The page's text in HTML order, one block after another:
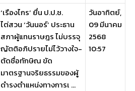
‘เรืองไกร’ ยื่น ป.ป.ช.
ไต่สวน ‘วันนอร์’ ประธาน
สภาผู้แทนราษฎร ไม่บรรจุ
ญัตติอภิปรายไม่ไว้วางใจ-
ตัดชื่อทักษิณ ขัด
มาตรฐานจริยธรรมของผู้
ดำรงตำแหน่งทางการเ ...
วันอาทิตย์,
09 มีนาคม
2568
10:57